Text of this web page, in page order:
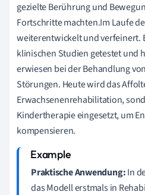
gezielte Berührung und
Fortschritte machten.Im Laufe
weiterentwickelt und verfeinert.
klinischen Studien getestet und
erwiesen bei der Behandlung
Störungen. Heute wird das
Erwachsenenrehabilitation,
Kindertherapie eingesetzt, um
kompensieren.
Praktische Anwendung:In
das Modell erstmals in